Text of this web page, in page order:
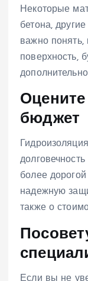
Некоторые
бетона,
важно понять,
поверхность,
бюджет
более
надежную
также о
Если вы не